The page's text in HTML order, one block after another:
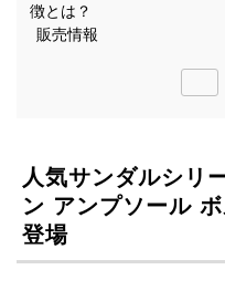
徴とは？
販売情報
人気サンダルシリ
ン アンプソール
登場